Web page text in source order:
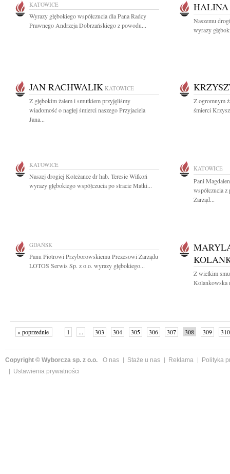
KATOWICE
Wyrazy głębokiego współczucia dla Pana Radcy
Prawnego Andrzeja Dobrzańskiego z powodu...
HALINA
Naszemu
wyrazy
JAN RACHWALIK KATOWICE
Z głębokim żalem i smutkiem przyjęliśmy
wiadomość o nagłej śmierci naszego Przyjaciela
Jana...
Z ogromnym
śmierci
KATOWICE
Naszej drogiej Koleżance dr hab. Teresie Wilkoń
wyrazy głębokiego współczucia po stracie Matki...
KATOWICE
Pani
współczucia
Zarząd...
GDAŃSK
Panu Piotrowi Przyborowskiemu Prezesowi Zarządu
LOTOS Serwis Sp. z o.o. wyrazy głębokiego...
Z wielkim
Kolankowska
« poprzednie 1 ... 303 304 305 306 307 308 309
310
Copyright © Wyborcza sp. z o.o. O nas Staże u nas Reklama
Polityka
Ustawienia prywatności